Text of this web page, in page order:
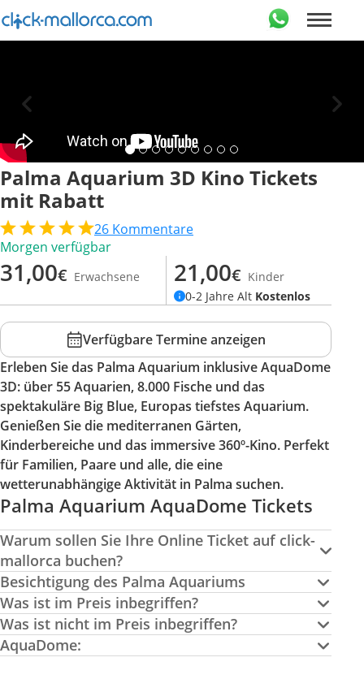
Palma Aquarium 3D Kino Tickets
mit Rabatt
26 Kommentare
Morgen verfügbar
31,00€ Erwachsene 21,00€ Kinder
0-2 Jahre Alt Kostenlos
Verfügbare Termine anzeigen
Erleben Sie das Palma Aquarium inklusive AquaDome
3D: über 55 Aquarien, 8.000 Fische und das
spektakuläre Big Blue, Europas tiefstes Aquarium.
Genießen Sie die mediterranen Gärten,
Kinderbereiche und das immersive 360º-Kino. Perfekt
für Familien, Paare und alle, die eine
wetterunabhängige Aktivität in Palma suchen.
Palma Aquarium AquaDome Tickets
Warum sollen Sie Ihre Online Ticket auf click-
mallorca buchen?
Besichtigung des Palma Aquariums
Was ist im Preis inbegriffen?
Was ist nicht im Preis inbegriffen?
AquaDome: